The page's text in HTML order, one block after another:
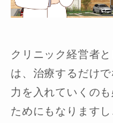
クリニック経営者
は、治療するだけ
力を入れていくの
ためにもなります